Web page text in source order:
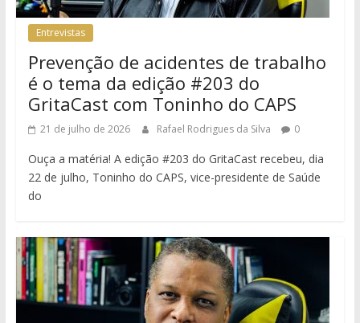
Entrevistas
Prevenção de acidentes de trabalho
é o tema da edição #203 do
GritaCast com Toninho do CAPS
21 de julho de 2026 Rafael Rodrigues da Silva 0
Ouça a matéria! A edição #203 do GritaCast recebeu, dia
22 de julho, Toninho do CAPS, vice-presidente de Saúde
do